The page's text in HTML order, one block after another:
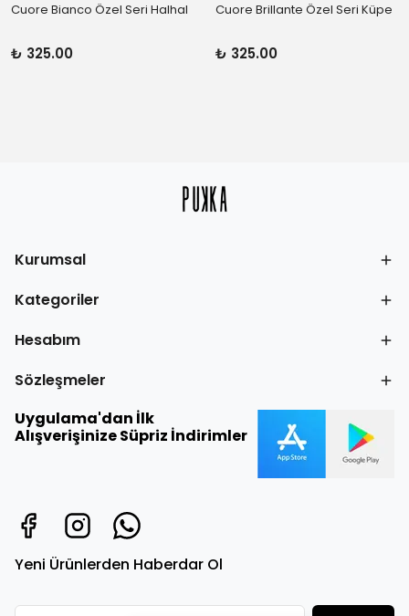
Cuore Bianco Özel Seri Halhal
₺ 325.00
Cuore Brillante Özel Seri Küpe
₺ 325.00
Kurumsal
Kategoriler
Hesabım
Sözleşmeler
Uygulama'dan İlk
Alışverişinize Süpriz İndirimler
Yeni Ürünlerden Haberdar Ol